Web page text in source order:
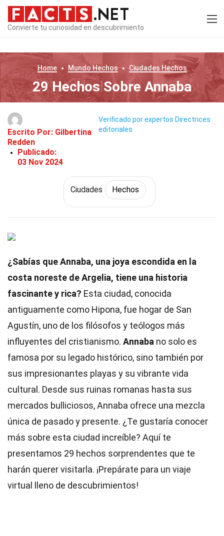
Convierte tu curiosidad en descubrimiento
Home Mundo Hechos Ciudades Hechos
29 Hechos Sobre Annaba
Escrito Por: Gilbertina
Redden
Publicado:
03 Nov 2024
Verificado por expertos Directrices
editoriales
Ciudades Hechos
¿Sabías que Annaba, una joya escondida en la
costa noreste de Argelia, tiene una historia
fascinante y rica? Esta ciudad, conocida
antiguamente como Hipona, fue hogar de San
Agustín, uno de los filósofos y teólogos más
influyentes del cristianismo. Annaba no solo es
famosa por su legado histórico, sino también por
sus impresionantes playas y su vibrante vida
cultural. Desde sus ruinas romanas hasta sus
mercados bulliciosos, Annaba ofrece una mezcla
única de pasado y presente. ¿Te gustaría conocer
más sobre esta ciudad increíble? Aquí te
presentamos 29 hechos sorprendentes que te
harán querer visitarla. ¡Prepárate para un viaje
virtual lleno de descubrimientos!